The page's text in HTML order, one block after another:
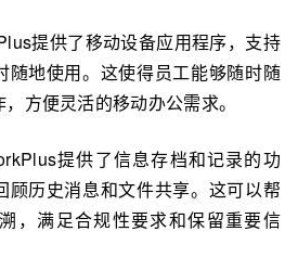
提供了移动设备应用程序，支持
随地使用。这使得员工能够随时随
方便灵活的移动办公需求。
提供了信息存档和记录的功
顾历史消息和文件共享。这可以帮
，满足合规性要求和保留重要信